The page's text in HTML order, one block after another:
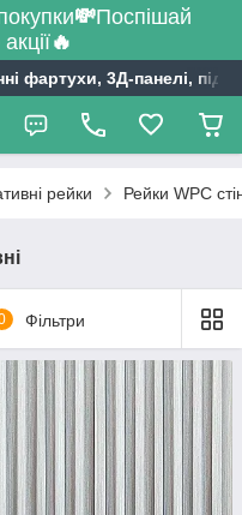
💸Поспішай
🔥
фартухи, 3Д-панелі,
рейки Рейки WPC
Фільтри